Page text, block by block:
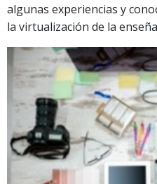
algunas experiencias y
la virtualización de la